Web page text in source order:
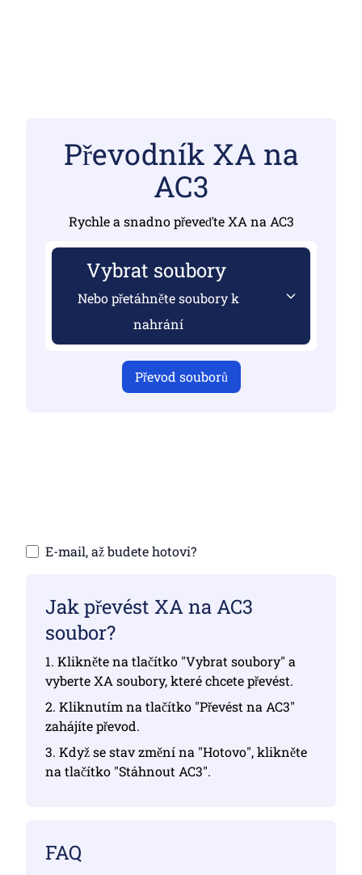
Převodník XA na
AC3
Rychle a snadno převeďte XA na AC3
Vybrat soubory
Nebo přetáhněte soubory k
nahrání
Převod souborů
E-mail, až budete hotovi?
Jak převést XA na AC3
soubor?
1. Klikněte na tlačítko "Vybrat soubory" a
vyberte XA soubory, které chcete převést.
2. Kliknutím na tlačítko "Převést na AC3"
zahájíte převod.
3. Když se stav změní na "Hotovo", klikněte
na tlačítko "Stáhnout AC3".
FAQ